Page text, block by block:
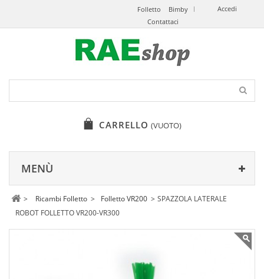
Accedi
Folletto
Bimby
Contattaci
CARRELLO (VUOTO)
MENÙ
> Ricambi Folletto > Folletto VR200 > SPAZZOLA LATERALE
ROBOT FOLLETTO VR200-VR300